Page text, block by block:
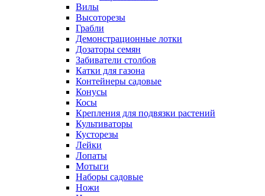
Вилы
Высоторезы
Грабли
Демонстрационные лотки
Дозаторы семян
Забиватели столбов
Катки для газона
Контейнеры садовые
Конусы
Косы
Крепления для подвязки растений
Культиваторы
Кусторезы
Лейки
Лопаты
Мотыги
Наборы садовые
Ножи